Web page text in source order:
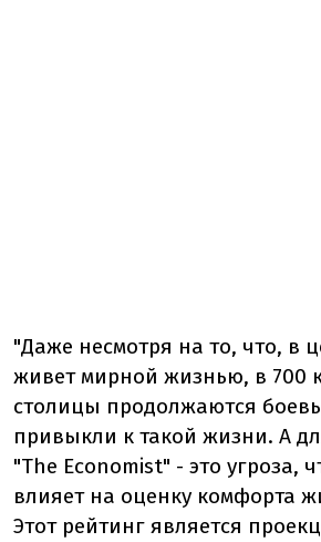
"Даже несмотря на то, что, в
живет мирной жизнью, в 700
столицы продолжаются
привыкли к такой жизни. А
"The Economist" - это угроза,
влияет на оценку комфорта
Этот рейтинг является